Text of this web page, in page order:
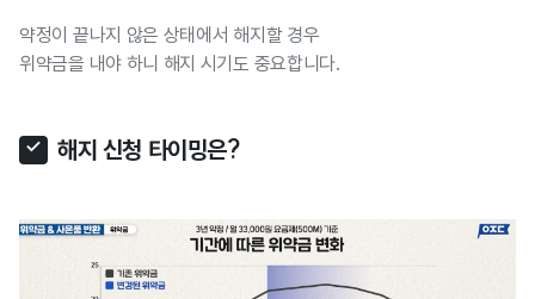
약정이 끝나지 않은 상태에서 해지할 경우
위약금을 내야 하니 해지 시기도 중요합니다.
해지 신청 타이밍은?